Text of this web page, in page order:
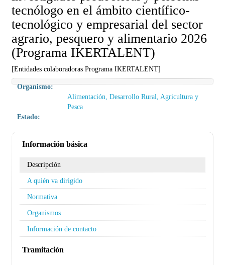
tecnólogo en el ámbito científico-
tecnológico y empresarial del sector
agrario, pesquero y alimentario 2026
(Programa IKERTALENT)
[Entidades colaboradoras Programa IKERTALENT]
Organismo:
Alimentación, Desarrollo Rural, Agricultura y
Pesca
Estado:
Información básica
Descripción
A quién va dirigido
Normativa
Organismos
Información de contacto
Tramitación